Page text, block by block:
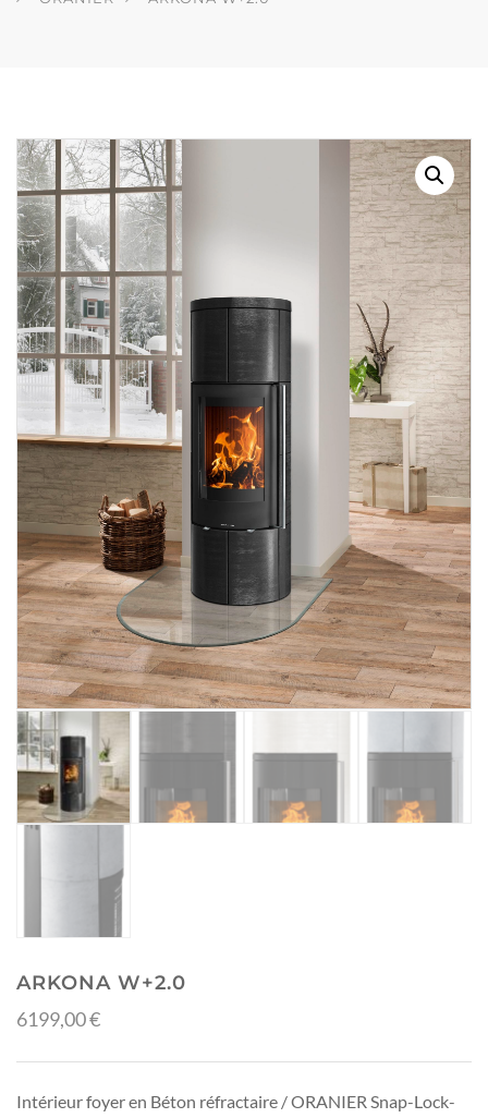
ARKONA W+2.0
6199,00€
Intérieur foyer en Béton réfractaire /ORANIER Snap-Lock-